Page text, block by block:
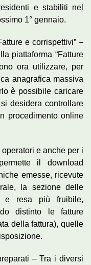
e stabiliti nel
1° gennaio.
e corrispettivi” –
piattaforma “Fatture
ora utilizzare, per
anagrafica massiva
è possibile caricare
desidera controllare
procedimento online
e anche per i
il download
emesse, ricevute
la sezione delle
e resa più fruibile,
distinto le fatture
della fattura), quelle
– Tra i diversi